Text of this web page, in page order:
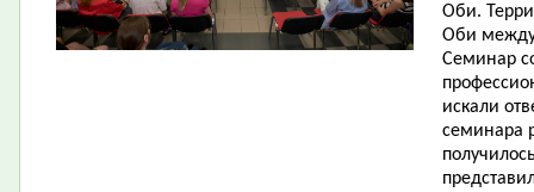
Оби.
Оби между
Семинар
искали
семинара